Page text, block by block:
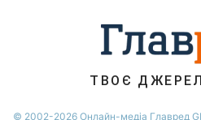
ТВОЄ
© 2002-2026 Онлайн-медіа Главред